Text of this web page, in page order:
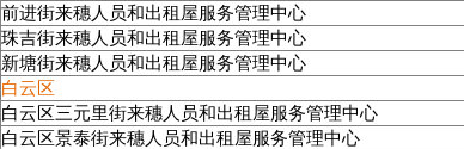
前进街来穗人员和出租屋服务管理中心
珠吉街来穗人员和出租屋服务管理中心
新塘街来穗人员和出租屋服务管理中心
白云区
白云区三元里街来穗人员和出租屋服务管理中心
白云区景泰街来穗人员和出租屋服务管理中心